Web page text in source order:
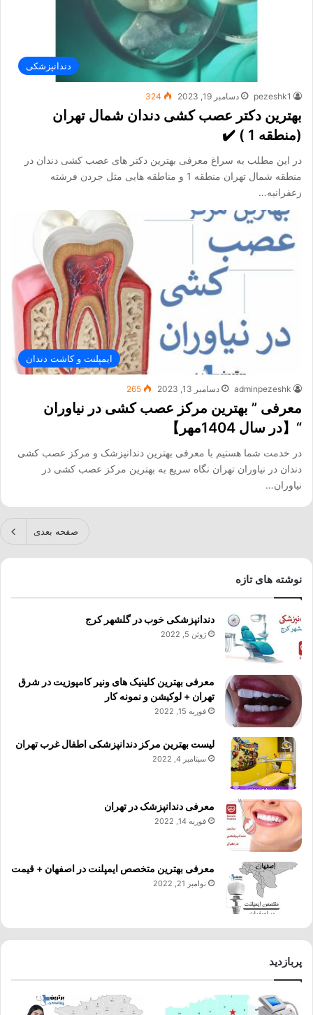
دندانپزشکی
pezeshk1 دسامبر 19, 2023 324
بهترین دکتر عصب کشی دندان شمال تهران
(منطقه 1 ) ✔️
در این مطلب به سراغ معرفی بهترین دکتر های عصب کشی دندان در
منطقه شمال تهران منطقه 1 و مناطقه هایی مثل جردن فرشته
زعفرانیه…
ایمپلنت و کاشت دندان
adminpezeshk دسامبر 13, 2023 265
معرفی ” بهترین مرکز عصب کشی در نیاوران
“【در سال 1404مهر】
در خدمت شما هستیم با معرفی بهترین دندانپزشک و مرکز عصب کشی
دندان در نیاوران تهران نگاه سریع به بهترین مرکز عصب کشی در
نیاوران…
صفحه بعدی
نوشته های تازه
دندانپزشکی خوب در گلشهر کرج
ژوئن 5, 2022
معرفی بهترین کلینیک های ونیر کامپوزیت در شرق
تهران + لوکیشن و نمونه کار
فوریه 15, 2022
لیست بهترین مرکز دندانپزشکی اطفال غرب تهران
سپتامبر 4, 2022
معرفی دندانپزشک در تهران
فوریه 14, 2022
معرفی بهترین متخصص ایمپلنت در اصفهان + قیمت
نوامبر 21, 2022
پربازدید